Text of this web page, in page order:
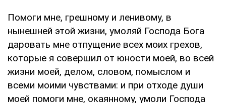
Помоги мне, грешному и ленивому, в
нынешней этой жизни, умоляй Господа Бога
даровать мне отпущение всех моих грехов,
которые я совершил от юности моей, во всей
жизни моей, делом, словом, помыслом и
всеми моими чувствами: и при отходе души
моей помоги мне, окаянному, умоли Господа